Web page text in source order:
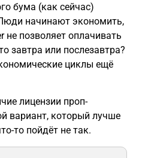
бума (как сейчас)
начинают экономить,
не позволяет оплачивать
завтра или послезавтра?
циклы ещё
лицензии проп-
вариант, который лучше
то пойдёт не так.